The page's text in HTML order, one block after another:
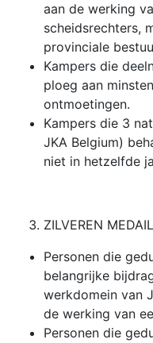
aan de werking
scheidsrechters,
provinciale
Kampers die
ploeg aan
ontmoetingen.
Kampers die 3
JKA Belgium)
niet in hetzelfde
ZILVEREN
Personen die
belangrijke
werkdomein van
de werking van
Personen die